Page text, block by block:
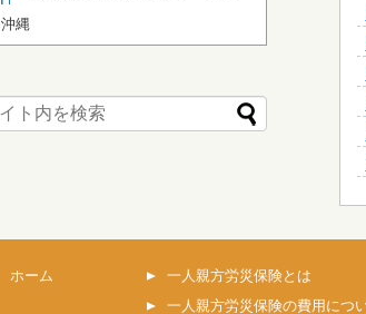
沖縄
ホーム
一人親方労災保険とは
一人親方労災保険の費用につ